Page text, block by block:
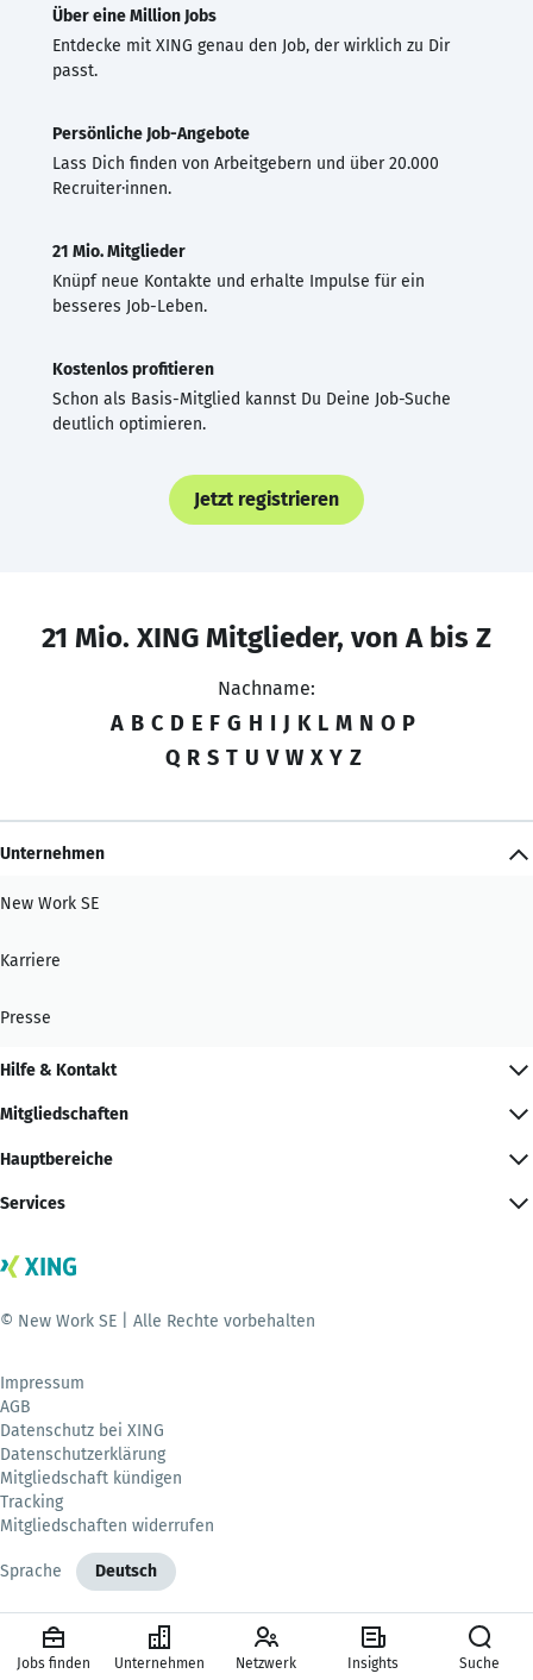
Über eine Million Jobs
Entdecke mit XING genau den Job, der wirklich zu Dir
passt.
Persönliche Job-Angebote
Lass Dich finden von Arbeitgebern und über 20.000
Recruiter·innen.
21 Mio. Mitglieder
Knüpf neue Kontakte und erhalte Impulse für ein
besseres Job-Leben.
Kostenlos profitieren
Schon als Basis-Mitglied kannst Du Deine Job-Suche
deutlich optimieren.
Jetzt registrieren
21 Mio. XING Mitglieder, von A bis Z
Nachname:
A B C D E F G H I J K L M N O P
Q R S T U V W X Y Z
Unternehmen
New Work SE
Karriere
Presse
Hilfe & Kontakt
Mitgliedschaften
Hauptbereiche
Services
© New Work SE | Alle Rechte vorbehalten
Impressum
AGB
Datenschutz bei XING
Datenschutzerklärung
Mitgliedschaft kündigen
Tracking
Mitgliedschaften widerrufen
Sprache Deutsch
Jobs finden Unternehmen Netzwerk Insights Suche